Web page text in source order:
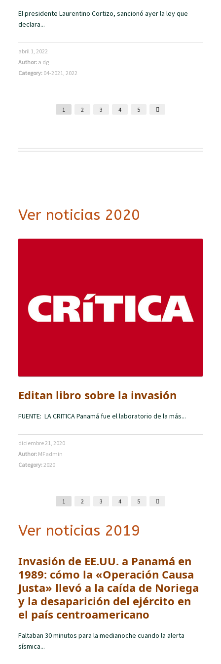
El presidente Laurentino Cortizo, sancionó ayer la ley que
declara...
abril 1, 2022
Author: a dg
Category: 04-2021 ,2022
1 2 3 4 5
Ver noticias 2020
Editan libro sobre la invasión
FUENTE: LA CRITICA Panamá fue el laboratorio de la más...
diciembre 21, 2020
Author: MFadmin
Category:2020
1 2 3 4 5
Ver noticias 2019
Invasión de EE.UU. a Panamá en
1989: cómo la «Operación Causa
Justa» llevó a la caída de Noriega
y la desaparición del ejército en
el país centroamericano
Faltaban 30 minutos para la medianoche cuando la alerta
sísmica...